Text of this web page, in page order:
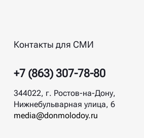
Контакты для СМИ
+7 (863) 307-78-80
344022, г. Ростов-на-Дону,
Нижнебульварная улица, 6
media@donmolodoy.ru